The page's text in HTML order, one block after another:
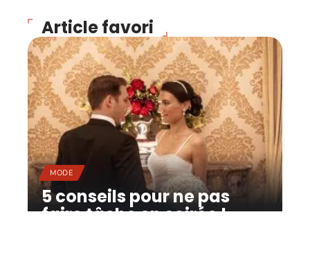
Article favori
MODE
5 conseils pour ne pas
faire tâche en soirée !